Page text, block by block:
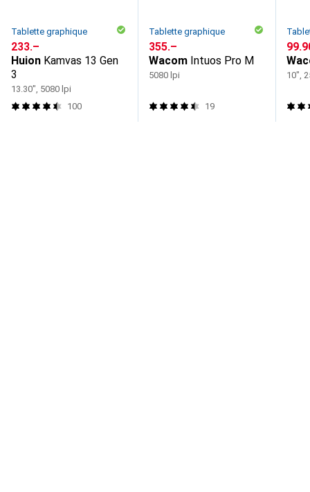
Tablette graphique
CHF
233.–
Huion Kamvas 13 Gen
3
13.30", 5080 lpi
100
Tablette graphique
CHF
355.–
Wacom Intuos Pro M
5080 lpi
19
CHF
10",